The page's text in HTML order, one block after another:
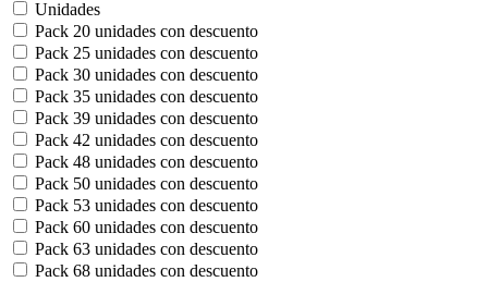
Unidades
Pack 20 unidades con descuento
Pack 25 unidades con descuento
Pack 30 unidades con descuento
Pack 35 unidades con descuento
Pack 39 unidades con descuento
Pack 42 unidades con descuento
Pack 48 unidades con descuento
Pack 50 unidades con descuento
Pack 53 unidades con descuento
Pack 60 unidades con descuento
Pack 63 unidades con descuento
Pack 68 unidades con descuento